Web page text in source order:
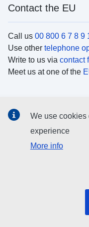
Contact the EU
Call us 00 800 6 7 8 9
Use other telephone
Write to us via contact
Meet us at one of the
Search for EUsocial
We use cookies
experience
More info